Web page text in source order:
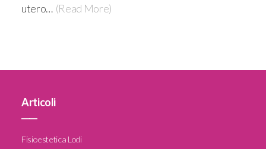
utero… (Read More)
Articoli
Fisioestetica Lodi